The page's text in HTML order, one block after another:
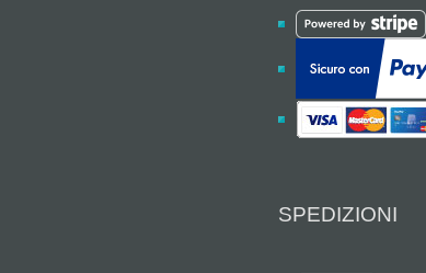
SPEDIZIONI